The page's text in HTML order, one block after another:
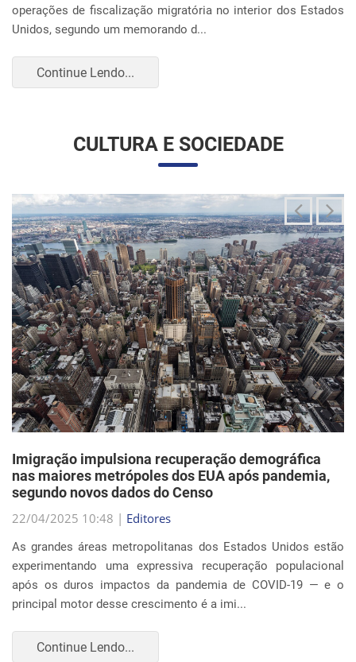
Unidos, segundo um memorando d...
Continue Lendo...
nas maiores metrópoles dos EUA após pandemia,
segundo novos dados do Censo
22/04/2025 10:48 |Editores
As grandes áreas metropolitanas dos Estados Unidos estão
experimentando uma expressiva recuperação populacional
após os duros impactos da pandemia de COVID-19 — e o
principal motor desse crescimento é a imi...
Continue Lendo...